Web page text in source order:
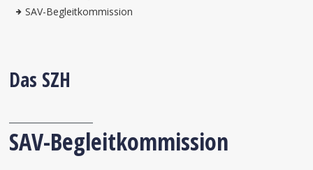
SAV-Begleitkommission
Das SZH
SAV-Begleitkommission